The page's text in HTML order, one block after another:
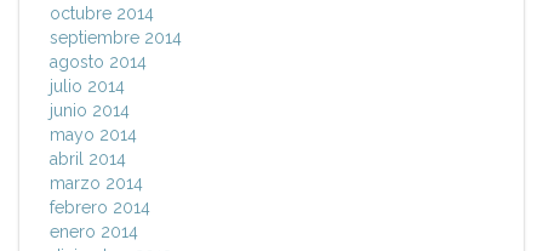
octubre 2014
septiembre 2014
agosto 2014
julio 2014
junio 2014
mayo 2014
abril 2014
marzo 2014
febrero 2014
enero 2014